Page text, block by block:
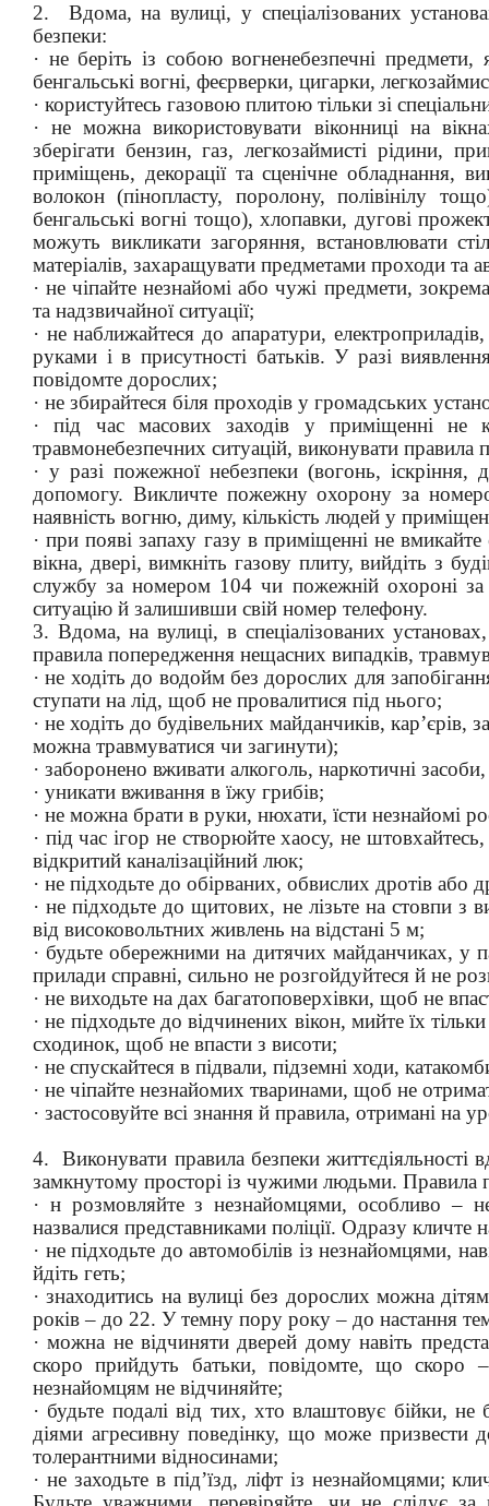
2. Вдома, на вулиці, у спеціалізованих
безпеки:
· не беріть із собою вогненебезпечні
бенгальські вогні, феєрверки, цигарки,
· користуйтесь газовою плитою тільки зі
· не можна використовувати віконниці на
зберігати бензин, газ, легкозаймисті рідини,
приміщень, декорації та сценічне обладнання,
волокон (пінопласту, поролону, полівінілу
бенгальські вогні тощо), хлопавки, дугові
можуть викликати загоряння, встановлювати
матеріалів, захаращувати предметами проходи та
· не чіпайте незнайомі або чужі предмети,
та надзвичайної ситуації;
· не наближайтеся до апаратури,
руками і в присутності батьків. У разі
повідомте дорослих;
· не збирайтеся біля проходів у громадських
· під час масових заходів у приміщенні не
травмонебезпечних ситуацій, виконувати правила
· у разі пожежної небезпеки (вогонь,
допомогу. Викличте пожежну охорону за
наявність вогню, диму, кількість людей у
· при появі запаху газу в приміщенні не
вікна, двері, вимкніть газову плиту, вийдіть з
службу за номером 104 чи пожежній охороні
ситуацію й залишивши свій номер телефону.
3. Вдома, на вулиці, в спеціалізованих
правила попередження нещасних випадків,
· не ходіть до водойм без дорослих для
ступати на лід, щоб не провалитися під нього;
· не ходіть до будівельних майданчиків,
можна травмуватися чи загинути);
· заборонено вживати алкоголь, наркотичні
· уникати вживання в їжу грибів;
· не можна брати в руки, нюхати, їсти незнайомі
· під час ігор не створюйте хаосу, не
відкритий каналізаційний люк;
· не підходьте до обірваних, обвислих дротів
· не підходьте до щитових, не лізьте на стовпи
від високовольтних живлень на відстані 5 м;
· будьте обережними на дитячих майданчиках, у
прилади справні, сильно не розгойдуйтеся й не
· не виходьте на дах багатоповерхівки, щоб не
· не підходьте до відчинених вікон, мийте їх
сходинок, щоб не впасти з висоти;
· не спускайтеся в підвали, підземні ходи,
· не чіпайте незнайомих тваринами, щоб не
· застосовуйте всі знання й правила, отримані
4. Виконувати правила безпеки життєдіяльності
замкнутому просторі із чужими людьми. Правила
· н розмовляйте з незнайомцями, особливо –
назвалися представниками поліції. Одразу
· не підходьте до автомобілів із незнайомцями,
йдіть геть;
· знаходитись на вулиці без дорослих можна
років – до 22. У темну пору року – до настання
· можна не відчиняти дверей дому навіть
скоро прийдуть батьки, повідомте, що скоро
незнайомцям не відчиняйте;
· будьте подалі від тих, хто влаштовує бійки,
діями агресивну поведінку, що може призвести
толерантними відносинами;
· не заходьте в під’їзд, ліфт із незнайомцями;